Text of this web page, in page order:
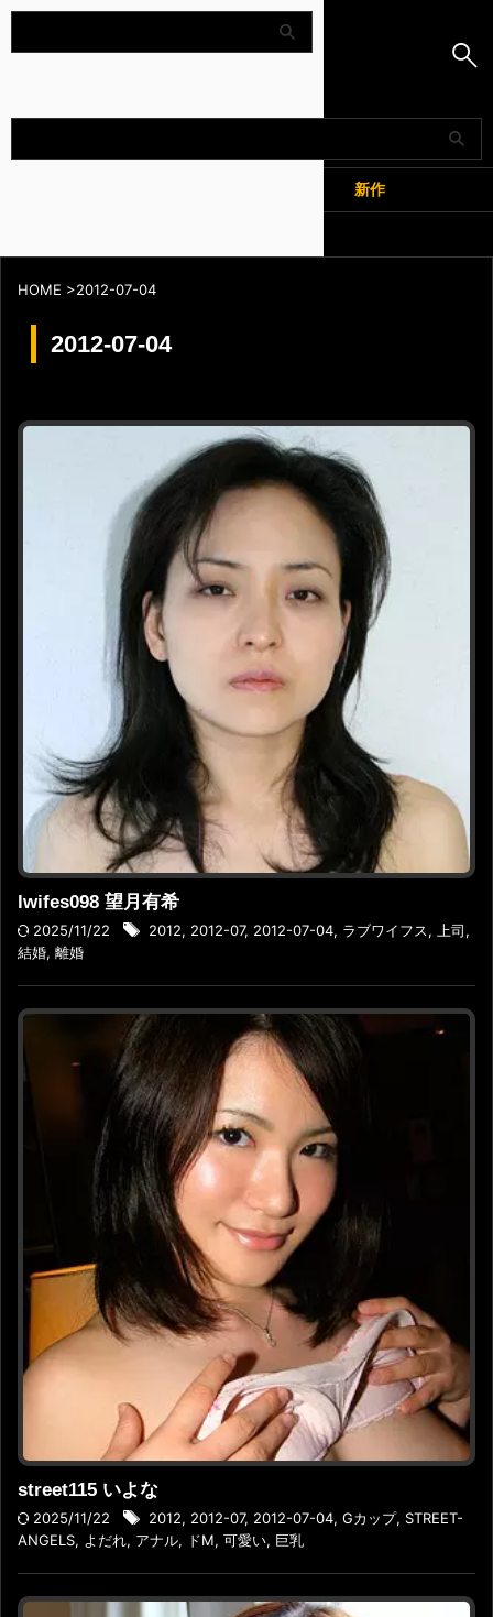
Amapedia
新作
HOME >2012-07-04
2012-07-04
lwifes098 望月有希
2025/11/22 2012, 2012-07, 2012-07-04, ラブワイフス, 上司,
結婚, 離婚
street115 いよな
2025/11/22 2012, 2012-07, 2012-07-04, Gカップ, STREET-
ANGELS, よだれ, アナル, ドM, 可愛い, 巨乳